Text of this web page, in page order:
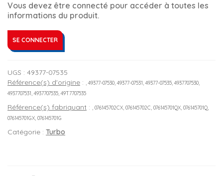
Vous devez être connecté pour accéder à toutes les
informations du produit.
SE CONNECTER
UGS : 49377-07535
Référence(s) d'origine : , 49377-07530, 49377-07531, 49377-07535, 4937707530,
4937707531, 4937707535, 49T7707535
Référence(s) fabriquant : , 076145702CX, 076145702C, 076145701QX, 076145701Q,
076145701GX, 076145701G
Catégorie : Turbo